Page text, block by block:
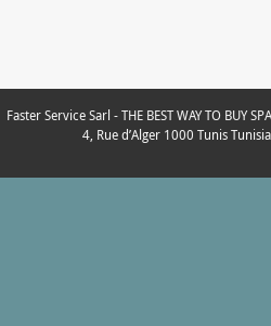
Faster Service Sarl - THE BEST WAY TO BUY
4, Rue d’Alger 1000 Tunis